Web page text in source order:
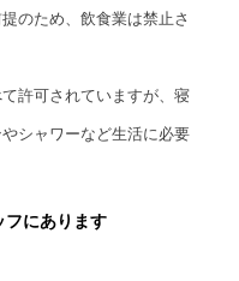
のため、飲食業は禁止さ
許可されていますが、寝
シャワーなど生活に必要
にあります